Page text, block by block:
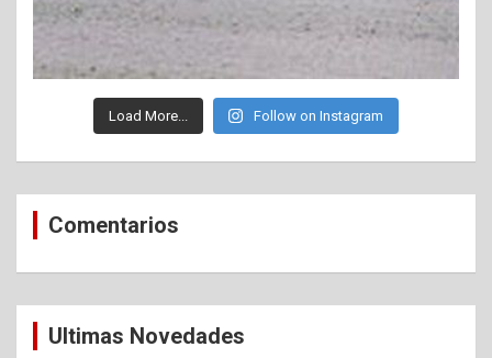
Load More... Follow on Instagram
Comentarios
Ultimas Novedades